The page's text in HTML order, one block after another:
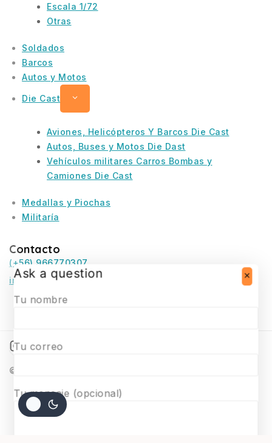
Escala 1/72
Otras
Soldados
Barcos
Autos y Motos
Die Cast
Aviones, Helicópteros Y Barcos Die Cast
Autos, Buses y Motos Die Dast
Vehículos militares Carros Bombas y
Camiones Die Cast
Medallas y Piochas
Militaría
Contacto
(+56) 966770307
infosurmaquetas@surmaquetas.cl
© 2026 Surmaquetas
Ask a question
Tu nombre
Tu correo
Tu mensaje (opcional)